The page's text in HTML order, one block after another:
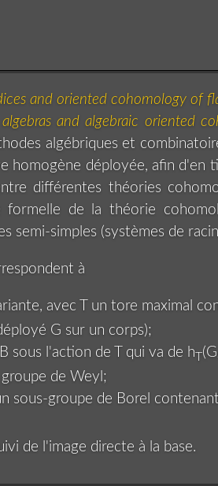
and oriented cohomology of
and algebraic oriented
algébriques et
déployée, afin d'en
différentes théories
de la théorie
semi-simples (systèmes de
à
avec T un tore maximal
G sur un corps);
sous l'action de T qui va de hT
de Weyl;
sous-groupe de Borel
de l'image directe à la base.